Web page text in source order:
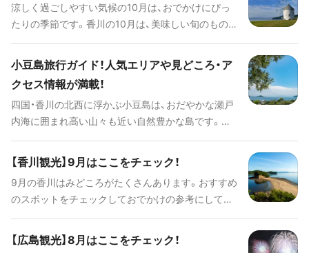
涼しく過ごしやすい気候の10月は、おでかけにぴっ
たりの季節です。香川の10月は、美味しい旬のもの
のコラムをおでかけの参考にされてみてください。
小豆島旅行ガイド！人気エリアや見どころ・ア
クセス情報が満載！
四国・香川の北西に浮かぶ小豆島は、おだやかな瀬戸
内海に囲まれ高い山々も近い自然豊かな島です。自
どこか懐かしい日本の原風景やイベントなど、都会
ではなかなか味わえない魅力がたくさんです。 今回
は、小豆島旅行の見どころ、人気の観光スポット、ご
当地グルメ、アクセスやホテル情報などをまるごと
紹介します。
【香川観光】9月はここをチェック！
9月の香川はみどころがたくさんあります。おすすめ
のスポットをチェックしておでかけの参考にしてく
【広島観光】8月はここをチェック！